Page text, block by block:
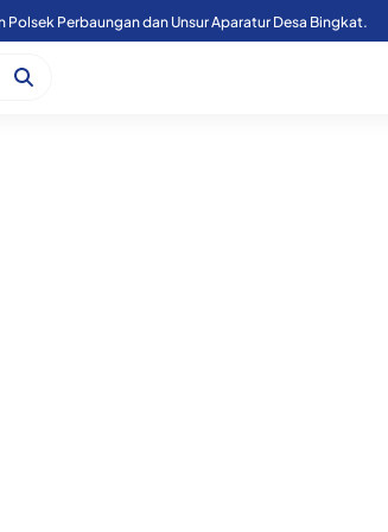
Polsek Perbaungan dan Unsur Aparatur Desa Bingkat.